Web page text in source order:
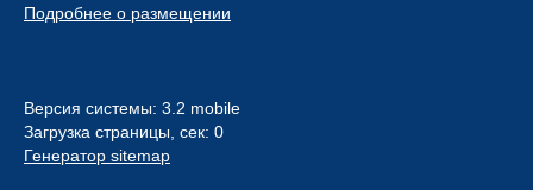
Подробнее о размещении
Версия системы: 3.2 mobile
Загрузка страницы, сек: 0
Генератор sitemap